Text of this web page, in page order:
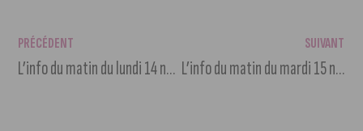
PRÉCÉDENT
L’info du matin du lundi 14 novembre 2022
SUIVANT
L’info du matin du mardi 15 novembre 2022